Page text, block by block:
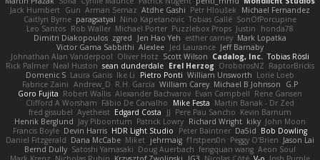
Jack Humbert Gun Arman Sernaz Atdhe Gashi Petr Hloušek
Michael Fernandez
Caitlyn Byrne paragsatyal Nino Kapetanovic Tobias Gallé SonOfPorcupine
Leo Santos Rob Waller Michael Porter Puzzlebox Props Justin
honda78
Dimitri Diakopoulos zgred Jen Hao Yeh esther carney Mark Lopatka
Victor Gama Sabbithi Alexlee Jed Laurance Jeff Barnaby
Johnathan Alan Vanderpool Oliver Hotz Scott Wilson Cadalog, Inc. Tobias Rösli
Rick Palmer Neal Huston sean dunderdale Erel Herzog OroborosNZ RaptorBricks
Domenic S Laura Ganis Ike Li Pietro Ponti William Unsworth Lorie Loeb
Fabrice Zaini Andrew_D R.H. García William Carey Michael B Johnson
G.P
Goro Fujita Robert Wallis Alexander Bachvarov Evan Campbell Rene Gansen
Clifford A Worsham Fábio De Carvalho Mike Festa Martin Banak - Dr Zed
fred gissubel Ayetheist Edgard Costa JJ Pere Pau Sancho Kevin Barnum
Henrik Berglund Jay Piboontum Patrick Lowry Richard Wright kiky John Moon
Francis Boyle Devin Harris HDR Light Studio Peter Baintner Da5id Bob Dowling
Daniel Fitzgerald Dana McCabe Miket jehrmaig f1rstpers0n Peggy O'Brien Jason Lai
Bernd Dully Satoshi Yamasaki Doug Auerbach fengquan wang Aeon Soul